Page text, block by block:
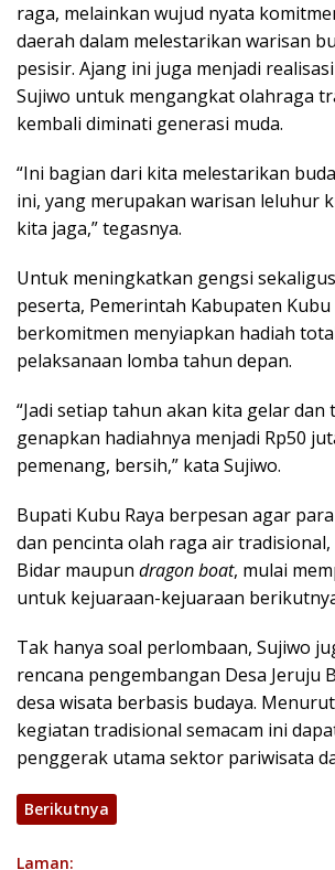
raga, melainkan wujud nyata
daerah dalam melestarikan warisan
pesisir. Ajang ini juga menjadi
Sujiwo untuk mengangkat olahraga
kembali diminati generasi muda.
“Ini bagian dari kita melestarikan
ini, yang merupakan warisan leluhur
kita jaga,” tegasnya.
Untuk meningkatkan gengsi
peserta, Pemerintah Kabupaten Kubu
berkomitmen menyiapkan hadiah
pelaksanaan lomba tahun depan.
“Jadi setiap tahun akan kita gelar dan
genapkan hadiahnya menjadi Rp50
pemenang, bersih,” kata Sujiwo.
Bupati Kubu Raya berpesan agar
dan pencinta olah raga air tradisional,
Bidar maupun dragon boat, mulai
untuk kejuaraan-kejuaraan
Tak hanya soal perlombaan, Sujiwo
rencana pengembangan Desa Jeruju
desa wisata berbasis budaya.
kegiatan tradisional semacam ini
penggerak utama sektor pariwisata
Berikutnya
Laman: